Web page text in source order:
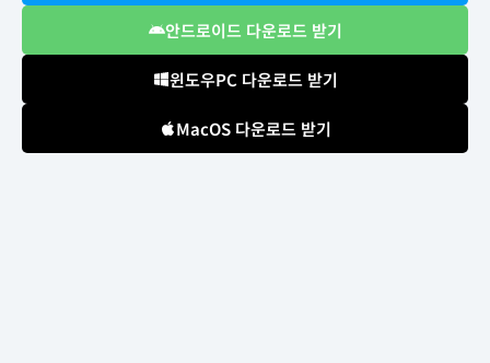
안드로이드 다운로드 받기
윈도우PC 다운로드 받기
MacOS 다운로드 받기